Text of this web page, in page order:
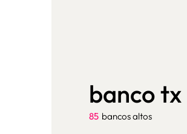
banco
85 bancos altos